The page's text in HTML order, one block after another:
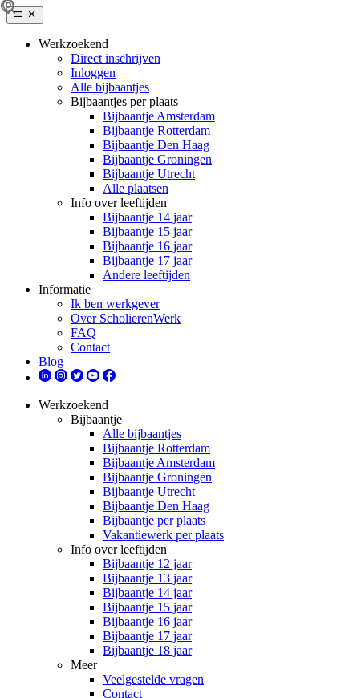
Werkzoekend
Direct inschrijven
Inloggen
Alle bijbaantjes
Bijbaantjes per plaats
Bijbaantje Amsterdam
Bijbaantje Rotterdam
Bijbaantje Den Haag
Bijbaantje Groningen
Bijbaantje Utrecht
Alle plaatsen
Info over leeftijden
Bijbaantje 14 jaar
Bijbaantje 15 jaar
Bijbaantje 16 jaar
Bijbaantje 17 jaar
Andere leeftijden
Informatie
Ik ben werkgever
Over ScholierenWerk
FAQ
Contact
Blog
Werkzoekend
Bijbaantje
Alle bijbaantjes
Bijbaantje Rotterdam
Bijbaantje Amsterdam
Bijbaantje Groningen
Bijbaantje Utrecht
Bijbaantje Den Haag
Bijbaantje per plaats
Vakantiewerk per plaats
Info over leeftijden
Bijbaantje 12 jaar
Bijbaantje 13 jaar
Bijbaantje 14 jaar
Bijbaantje 15 jaar
Bijbaantje 16 jaar
Bijbaantje 17 jaar
Bijbaantje 18 jaar
Meer
Veelgestelde vragen
Contact